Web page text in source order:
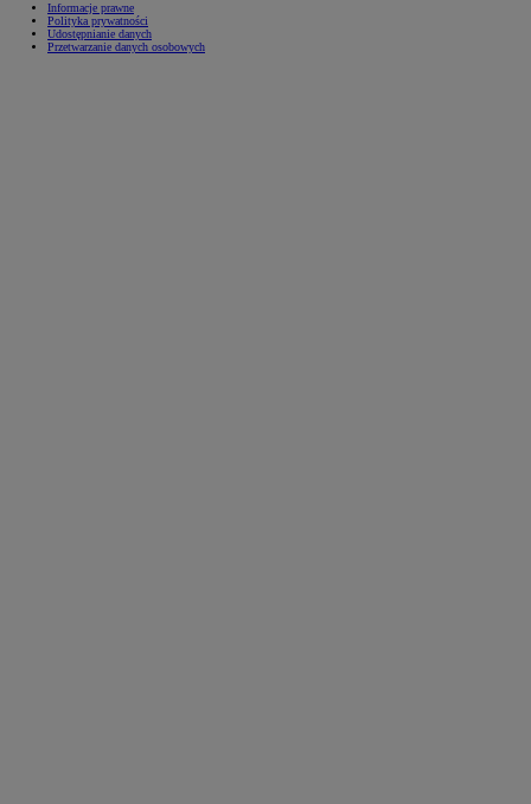
Informacje prawne
Polityka prywatności
Udostępnianie danych
Przetwarzanie danych osobowych